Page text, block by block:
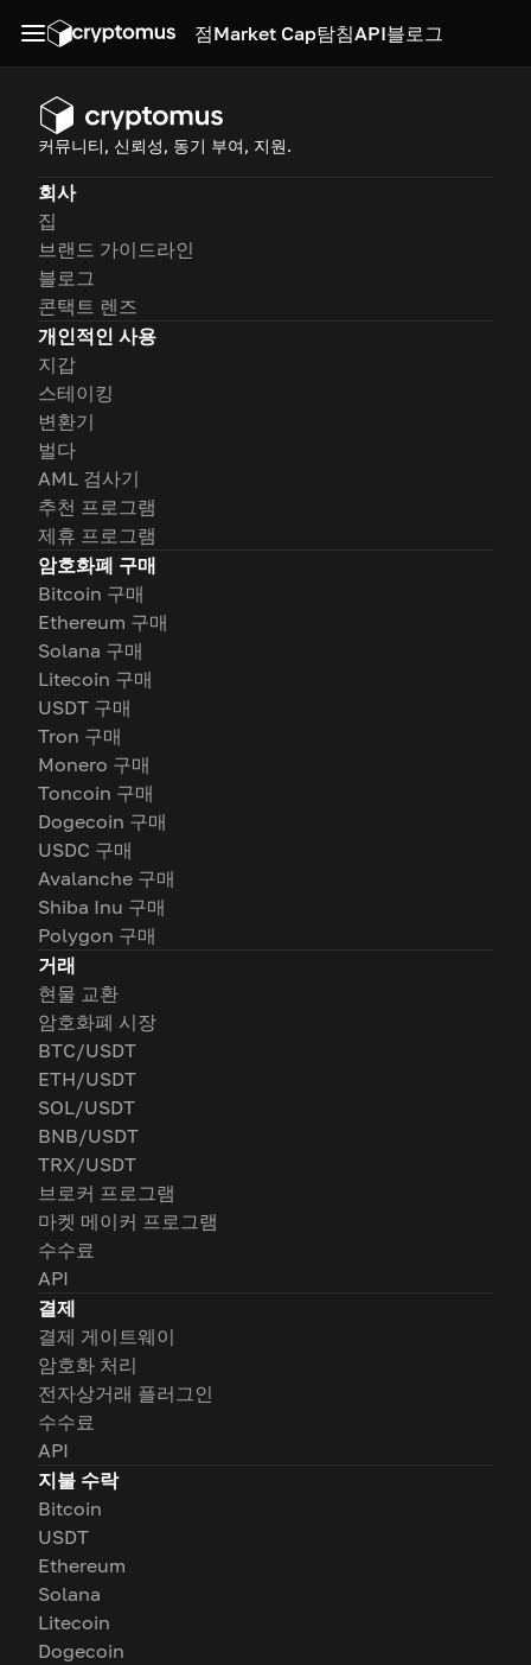
점Market Cap탐침API블로그
커뮤니티, 신뢰성, 동기 부여, 지원.
회사
집
브랜드 가이드라인
블로그
콘택트 렌즈
개인적인 사용
지갑
스테이킹
변환기
벌다
AML 검사기
추천 프로그램
제휴 프로그램
암호화폐 구매
Bitcoin 구매
Ethereum 구매
Solana 구매
Litecoin 구매
USDT 구매
Tron 구매
Monero 구매
Toncoin 구매
Dogecoin 구매
USDC 구매
Avalanche 구매
Shiba Inu 구매
Polygon 구매
거래
현물 교환
암호화폐 시장
BTC/USDT
ETH/USDT
SOL/USDT
BNB/USDT
TRX/USDT
브로커 프로그램
마켓 메이커 프로그램
수수료
API
결제
결제 게이트웨이
암호화 처리
전자상거래 플러그인
수수료
API
지불 수락
Bitcoin
USDT
Ethereum
Solana
Litecoin
Dogecoin